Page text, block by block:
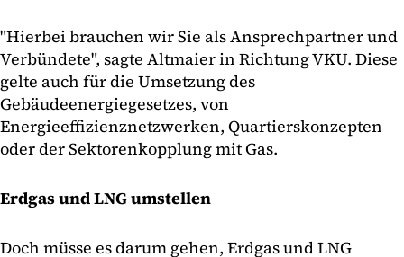
"Hierbei brauchen wir Sie als Ansprechpartner und
Verbündete", sagte Altmaier in Richtung VKU. Diese
gelte auch für die Umsetzung des
Gebäudeenergiegesetzes, von
Energieeffizienznetzwerken, Quartierskonzepten
oder der Sektorenkopplung mit Gas.
Erdgas und LNG umstellen
Doch müsse es darum gehen, Erdgas und LNG